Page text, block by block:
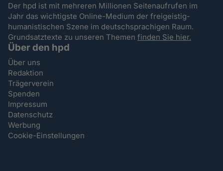
Der hpd ist mit mehreren Millionen Seitenaufrufen im
Jahr das wichtigste Online-Medium der freigeistig-
humanistischen Szene im deutschsprachigen Raum.
Grundsatztexte zu unseren Themenfinden Sie hier.
Über den hpd
Über uns
Redaktion
Trägerverein
Spenden
Impressum
Datenschutz
Werbung
Cookie-Einstellungen